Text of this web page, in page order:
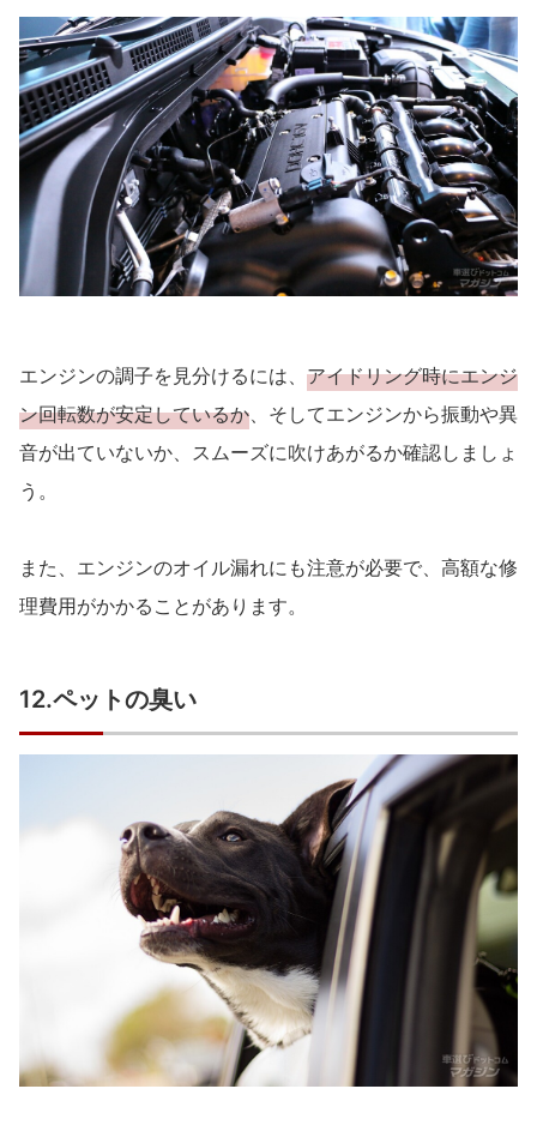
エンジンの調子を見分けるには、 アイドリング時にエンジ
ン回転数が安定しているか、そしてエンジンから振動や異
音が出ていないか、スムーズに吹けあがるか確認しましょ
う。
また、エンジンのオイル漏れにも注意が必要で、高額な修
理費用がかかることがあります。
12.ペットの臭い